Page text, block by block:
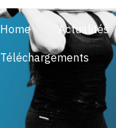
Home Actualités
Téléchargements